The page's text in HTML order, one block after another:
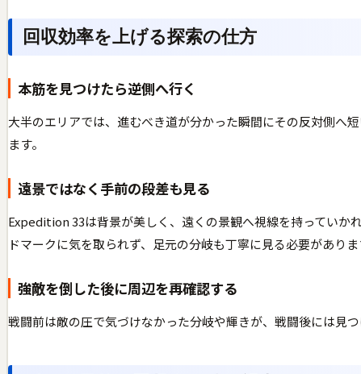
回収効率を上げる探索の仕方
本筋を見つけたら逆側へ行く
大半のエリアでは、進むべき道が分かった瞬間にその反対側へ
ます。
遠景ではなく手前の段差も見る
Expedition 33は背景が美しく、遠くの景観へ視線を持っていか
ドマークに気を取られず、足元の分岐も丁寧に見る必要がありま
強敵を倒した後に周辺を再確認する
戦闘前は敵の圧で気づけなかった分岐や輝きが、戦闘後には見